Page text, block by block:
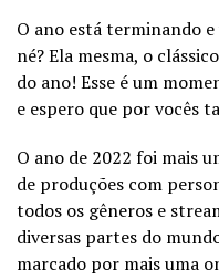
O ano está terminando
né? Ela mesma, o
do ano! Esse é um
e espero que por vocês
O ano de 2022 foi mais
de produções com
todos os gêneros e
diversas partes do
marcado por mais uma